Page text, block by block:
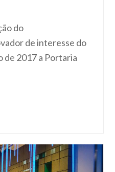
do
de interesse do
de 2017 a Portaria